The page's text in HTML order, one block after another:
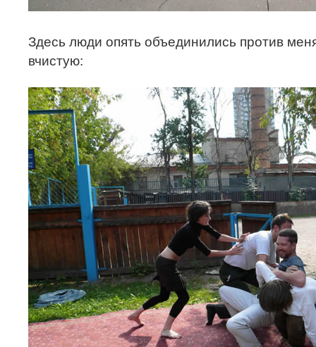
Здесь люди опять объединились против
вчистую: